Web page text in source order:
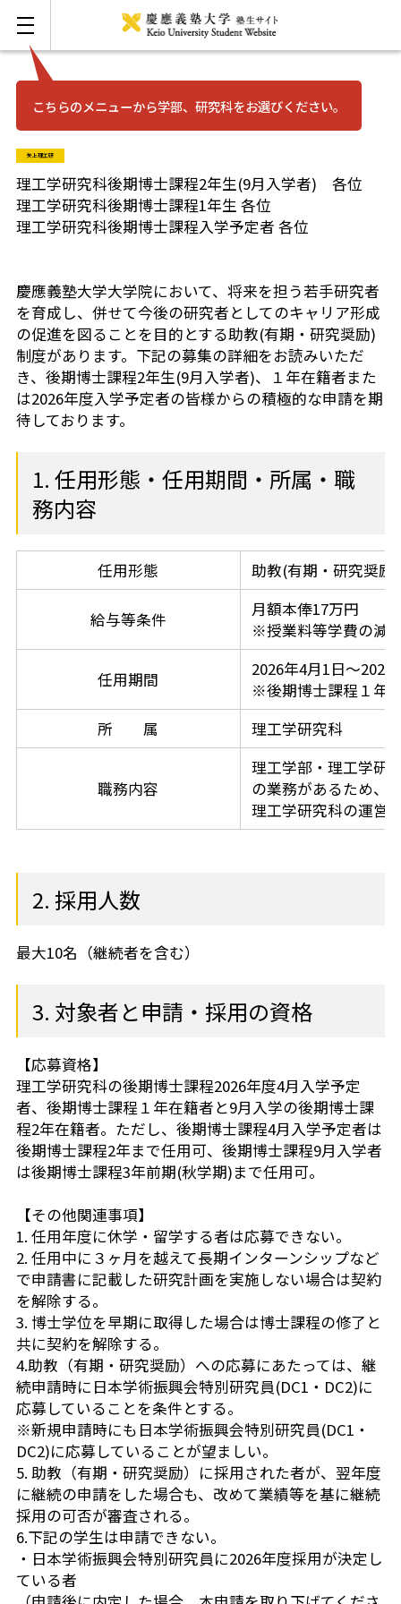
こちらのメニューから学部、研究科をお選びください。
お問い合わせ English
三田
日吉
湘南藤沢
矢上
信濃町
矢上理工研
理工学研究科後期博士課程2年生(9月入学者) 各位
理工学研究科後期博士課程1年生 各位
理工学研究科後期博士課程入学予定者 各位
慶應義塾大学大学院において、将来を担う若手研究者
を育成し、併せて今後の研究者としてのキャリア形成
の促進を図ることを目的とする助教(有期・研究奨励)
制度があります。下記の募集の詳細をお読みいただ
き、後期博士課程2年生(9月入学者)、１年在籍者また
は2026年度入学予定者の皆様からの積極的な申請を期
待しております。
1. 任用形態・任用期間・所属・職
務内容
任用形態 助教(有期・研究奨
給与等条件
月額本俸17万円
※授業料等学費の減
任用期間
2026年4月1日～2027
※後期博士課程１年
所 属
理工学研究科
職務内容
理工学部・理工学研
の業務があるため、
理工学研究科の運営
2. 採用人数
最大10名（継続者を含む）
3. 対象者と申請・採用の資格
【応募資格】
理工学研究科の後期博士課程2026年度4月入学予定
者、後期博士課程１年在籍者と9月入学の後期博士課
程2年在籍者。ただし、後期博士課程4月入学予定者は
後期博士課程2年まで任用可、後期博士課程9月入学者
は後期博士課程3年前期(秋学期)まで任用可。
【その他関連事項】
1. 任用年度に休学・留学する者は応募できない。
2. 任用中に３ヶ月を越えて長期インターンシップなど
で申請書に記載した研究計画を実施しない場合は契約
を解除する。
3. 博士学位を早期に取得した場合は博士課程の修了と
共に契約を解除する。
4.助教（有期・研究奨励）への応募にあたっては、継
続申請時に日本学術振興会特別研究員(DC1・DC2)に
応募していることを条件とする。
※新規申請時にも日本学術振興会特別研究員(DC1・
DC2)に応募していることが望ましい。
5. 助教（有期・研究奨励）に採用された者が、翌年度
に継続の申請をした場合も、改めて業績等を基に継続
採用の可否が審査される。
6.下記の学生は申請できない。
・日本学術振興会特別研究員に2026年度採用が決定し
ている者